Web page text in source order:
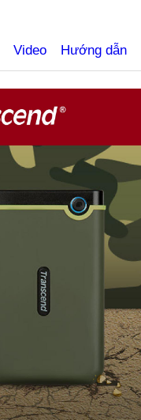
Video Hướng dẫn